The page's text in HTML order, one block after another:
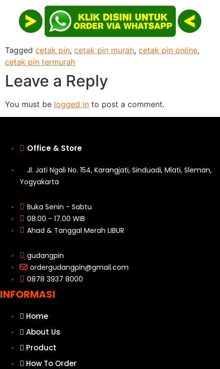
Tagged cetak pin, cetak pin murah, cetak pin online,
cetak pin termurah
Leave a Reply
You must be logged in to post a comment.
Office & Store
Jl. Jati Ngali No. 154, Karangjati, Sinduadi, Mlati, Sleman,
Yogyakarta
Buka Senin - Sabtu
08.00 - 17.00 WIB
Ahad & Tanggal Merah LIBUR
gudangpin
ordergudangpin@gmail.com
0878 3937 8000
INFORMASI
Home
About Us
Product
How To Order